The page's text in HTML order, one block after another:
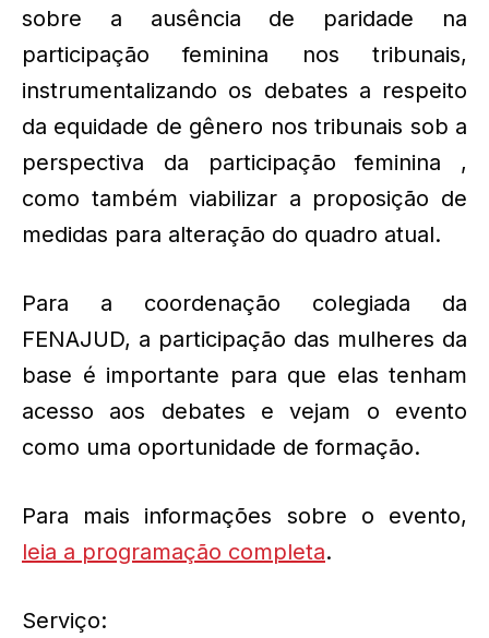
sobre a ausência de paridade na
participação feminina nos tribunais,
instrumentalizando os debates a respeito
da equidade de gênero nos tribunais sob a
perspectiva da participação feminina ,
como também viabilizar a proposição de
medidas para alteração do quadro atual.
Para a coordenação colegiada da
FENAJUD, a participação das mulheres da
base é importante para que elas tenham
acesso aos debates e vejam o evento
como uma oportunidade de formação.
Para mais informações sobre o evento,
leia a programação completa.
Serviço: